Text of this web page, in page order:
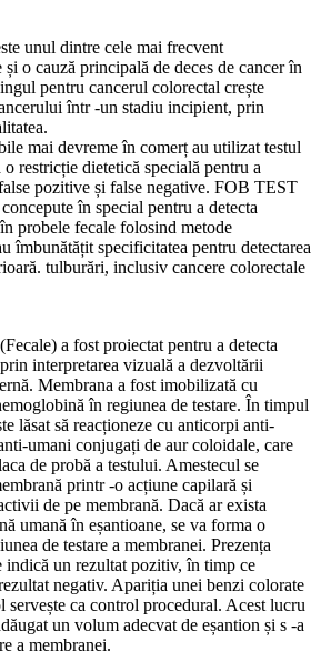
unul dintre cele mai frecvent
și o cauză principală de deces de cancer în
pentru cancerul colorectal crește
într -un stadiu incipient, prin
mai devreme în comerț au utilizat testul
restricție dietetică specială pentru a
pozitive și false negative. FOB TEST
în special pentru a detecta
probele fecale folosind metode
îmbunătățit specificitatea pentru detectarea
tulburări, inclusiv cancere colorectale
a fost proiectat pentru a detecta
interpretarea vizuală a dezvoltării
Membrana a fost imobilizată cu
în regiunea de testare. În timpul
lăsat să reacționeze cu anticorpi anti-
umani conjugați de aur coloidale, care
de probă a testului. Amestecul se
printr -o acțiune capilară și
de pe membrană. Dacă ar exista
umană în eșantioane, se va forma o
de testare a membranei. Prezența
indică un rezultat pozitiv, în timp ce
negativ. Apariția unei benzi colorate
servește ca control procedural. Acest lucru
un volum adecvat de eșantion și s -a
a membranei.